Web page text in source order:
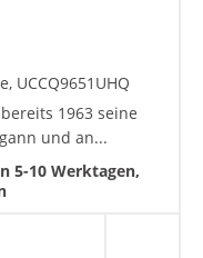
UCCQ9651UHQ
1963 seine
und an...
5-10 Werktagen,